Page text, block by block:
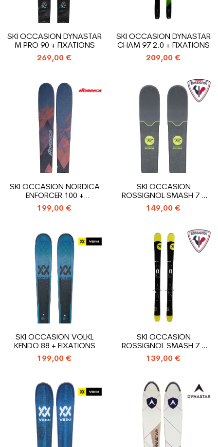
SKI OCCASION DYNASTAR
M PRO 90 + FIXATIONS
269,00 €
SKI OCCASION DYNASTAR
CHAM 97 2.0 + FIXATIONS
209,00 €
SKI OCCASION NORDICA
ENFORCER 100 +
FIXATIONS
199,00 €
SKI OCCASION
ROSSIGNOL SMASH 7 +
FIXATIONS
149,00 €
SKI OCCASION VOLKL
KENDO 88 + FIXATIONS
199,00 €
SKI OCCASION
ROSSIGNOL SMASH 7 +
FIXATIONS
139,00 €